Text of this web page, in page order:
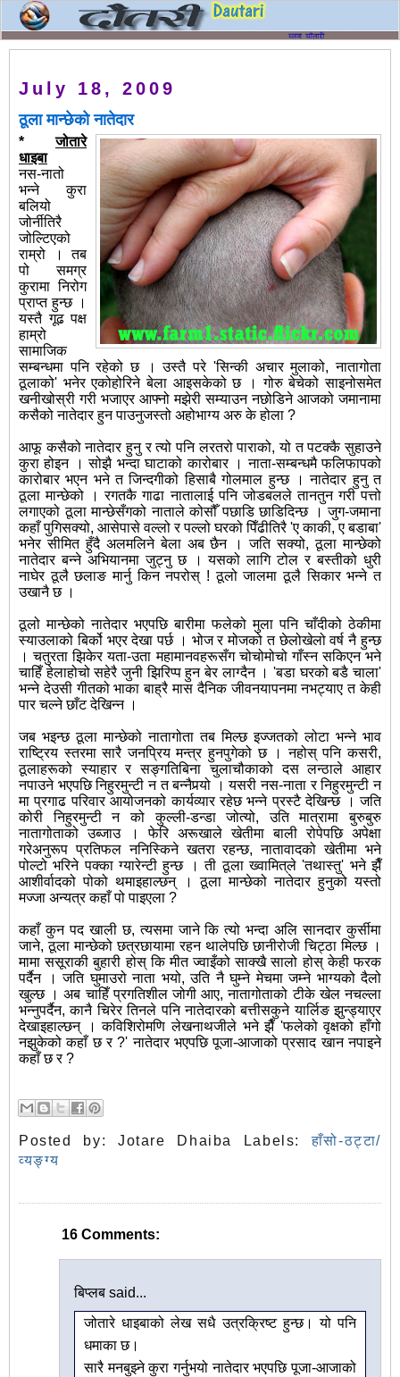
July 18, 2009
ठूला मान्छेको नातेदार
*जोतारे
धाइबा
नस-नातो
भन्ने कुरा
बलियो
जोर्नीतिरै
जोल्टिएको
राम्रो । तब
पो समग्र
कुरामा निरोग
प्राप्‍त हुन्छ ।
यस्तै गूढ पक्ष
हाम्रो
सामाजिक
सम्बन्धमा पनि रहेको छ । उस्तै परे 'सिन्की अचार मुलाको, नातागोता
ठूलाको' भनेर एकोहोरिने बेला आइसकेको छ । गोरु बेचेको साइनोसमेत
खनीखोस्री गरी भजाएर आफ्नो मझेरी सम्याउन नछोडिने आजको जमानामा
कसैको नातेदार हुन पाउनुजस्तो अहोभाग्य अरु के होला ?
आफू कसैको नातेदार हुनु र त्यो पनि लरतरो पाराको, यो त पटक्कै सुहाउने
कुरा होइन । सोझै भन्दा घाटाको कारोबार । नाता-सम्बन्धमै फलिफापको
कारोबार भएन भने त जिन्दगीको हिसाबै गोलमाल हुन्छ । नातेदार हुनु त
ठूला मान्छेको । रगतकै गाढा नातालाई पनि जोडबलले तानतुन गरी पत्तो
लगाएको ठूला मान्छेसँगको नाताले कोसौँ पछाडि छाडिदिन्छ ।जुग-जमाना
कहाँ पुगिसक्यो, आसेपासे वल्लो र पल्लो घरको पिँढीतिरै 'ए काकी, ए बडाबा'
भनेर सीमित हुँदै अलमलिने बेला अब छैन । जति सक्यो, ठूला मान्छेको
नातेदार बन्ने अभियानमा जुट्नु छ । यसको लागि टोल र बस्तीको धुरी
नाघेर ठूलै छलाङ मार्नु किन नपरोस् ! ठूलो जालमा ठूलै सिकार भन्ने त
उखानै छ ।
ठूलो मान्छेको नातेदार भएपछि बारीमा फलेको मुला पनि चाँदीको ठेकीमा
स्याउलाको बिर्को भएर देखा पर्छ । भोज र मोजको त छेलोखेलो वर्ष नै हुन्छ
। चतुरता झिकेर यता-उता महामानवहरूसँग चोचोमोचो गाँस्न सकिएन भने
चाहिँ हेलाहोचो सहेरै जुनी झिरिप्प हुन बेर लाग्दैन । 'बडा घरको बडै चाला'
भन्ने देउसी गीतको भाका बाह्रै मास दैनिक जीवनयापनमा नभट्याए त केही
पार चल्ने छाँट देखिन्न ।
जब भइन्छ ठूला मान्छेको नातागोता तब मिल्छ इज्जतको लोटा भन्ने भाव
राष्‍ट्रिय स्तरमा सारै जनप्रिय मन्त्र हुनपुगेको छ । नहोस् पनि कसरी,
ठूलाहरूको स्याहार र सङ्गतिबिना चुलाचौकाको दस लन्ठाले आहार
नपाउने भएपछि निहुरमुन्टी न त बन्नैपर्‍यो । यसरी नस-नाता र निहुरमुन्टी न
मा प्रगाढ परिवार आयोजनको कार्यव्यार रहेछ भन्ने प्रस्टै देखिन्छ । जति
कोरी निहुरमुन्टी न को कुल्ली-डन्डा जोत्यो, उति मात्रामा बुरुबुरु
नातागोताको उब्जाउ । फेरि अरूखाले खेतीमा बाली रोपेपछि अपेक्षा
गरेअनुरूप प्रतिफल ननिस्किने खतरा रहन्छ, नातावादको खेतीमा भने
पोल्टो भरिने पक्का ग्यारेन्टी हुन्छ । ती ठूला ख्वामित्‌ले 'तथास्तु' भने झैँ
आशीर्वादको पोको थमाइहाल्छन् । ठूला मान्छेको नातेदार हुनुको यस्तो
मज्जा अन्यत्र कहाँ पो पाइएला ?
कहाँ कुन पद खाली छ, त्यसमा जाने कि त्यो भन्दा अलि सानदार कुर्सीमा
जाने, ठूला मान्छेको छत्रछायामा रहन थालेपछि छानीरोजी चिट्ठा मिल्छ ।
मामा ससूराकी बुहारी होस् कि मीत ज्वाइँको साक्खै सालो होस् केही फरक
पर्दैन । जति घुमाउरो नाता भयो, उति नै घुम्ने मेचमा जम्ने भाग्यको दैलो
खुल्छ । अब चाहिँ प्रगतिशील जोगी आए, नातागोताको टीके खेल नचल्ला
भन्नुपर्दैन, कानै चिरेर तिनले पनि नातेदारको बत्तीसकुने यार्लिङ झुन्ड्याएर
देखाइहाल्छन् । कविशिरोमणि लेखनाथजीले भने झैँ 'फलेको वृक्षको हाँगो
नझुकेको कहाँ छ र ?' नातेदार भएपछि पूजा-आजाको प्रसाद खान नपाइने
कहाँ छ र ?
Posted by: Jotare Dhaiba Labels:हाँसो-ठट्टा/
व्यङ्ग्य
16 Comments:
बिप्लब said...
जोतारे धाइबाको लेख सधै उत्रक्रिष्ट हुन्छ। यो पनि
धमाका छ।
सारै मनबुझ्ने कुरा गर्नुभयो नातेदार भएपछि पूजा-आजाको